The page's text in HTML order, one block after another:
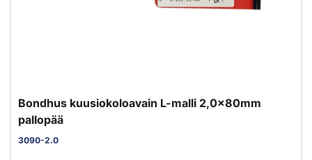
Bondhus kuusiokoloavain L-malli 2,0x80mm
pallopää
3090-2.0